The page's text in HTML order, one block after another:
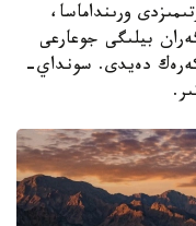
ورىنداماسا،
بيلىگى جوعارعى
كەرەك دەيدى. سونداي-